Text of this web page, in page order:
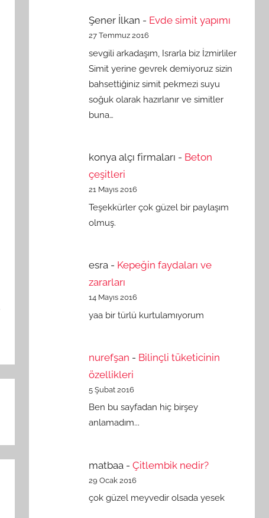
Şener İlkan - Evde simit yapımı
27 Temmuz 2016
sevgili arkadaşım, Israrla biz İzmirliler
Simit yerine gevrek demiyoruz sizin
bahsettiğiniz simit pekmezi suyu
soğuk olarak hazırlanır ve simitler
buna…
konya alçı firmaları - Beton
çeşitleri
21 Mayıs 2016
Teşekkürler çok güzel bir paylaşım
olmuş.
esra- Kepeğin faydaları ve
zararları
14 Mayıs 2016
yaa bir türlü kurtulamıyorum
nurefşan - Bilinçli tüketicinin
özellikleri
5 Şubat 2016
Ben bu sayfadan hiç birşey
anlamadım...
matbaa- Çitlembik nedir?
29 Ocak 2016
çok güzel meyvedir olsada yesek